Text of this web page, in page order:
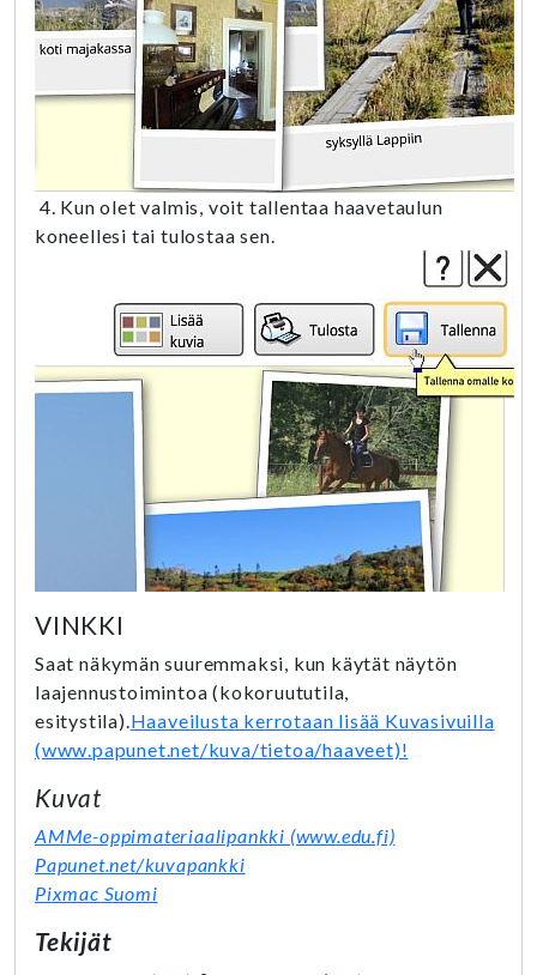
4. Kun olet valmis, voit tallentaa haavetaulun
koneellesi tai tulostaa sen.
VINKKI
Saat näkymän suuremmaksi, kun käytät näytön
laajennustoimintoa (kokoruututila,
esitystila).Haaveilusta kerrotaan lisää Kuvasivuilla
(www.papunet.net/kuva/tietoa/haaveet)!
Kuvat
AMMe-oppimateriaalipankki (www.edu.fi)
Papunet.net/kuvapankki
Pixmac Suomi
Tekijät